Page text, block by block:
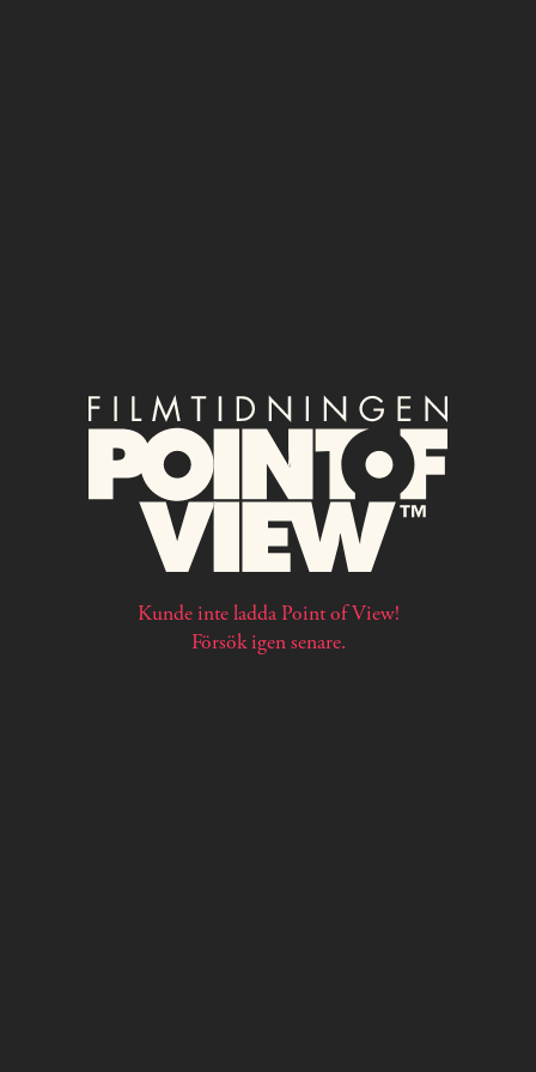
Kunde inte ladda Point of View!
Försök igen senare.